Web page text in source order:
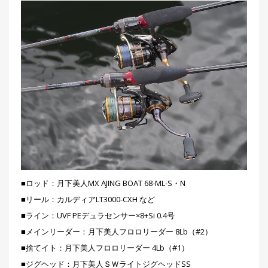
■ロッド：月下美人MX AJING BOAT 68-ML-S・N
■リール：カルディアLT3000-CXH など
■ライン：UVF PEデュラセンサー×8+Si 0.4号
■メインリーダー：月下美人フロロリーダー 8Lb（#2）
■捨てイト：月下美人フロロリーダー 4Lb（#1）
■ジグヘッド：月下美人ＳＷライトジグヘッドSS